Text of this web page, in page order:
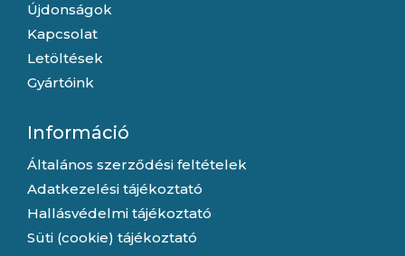
Újdonságok
Kapcsolat
Letöltések
Gyártóink
Információ
Általános szerződési feltételek
Adatkezelési tájékoztató
Hallásvédelmi tájékoztató
Süti (cookie) tájékoztató